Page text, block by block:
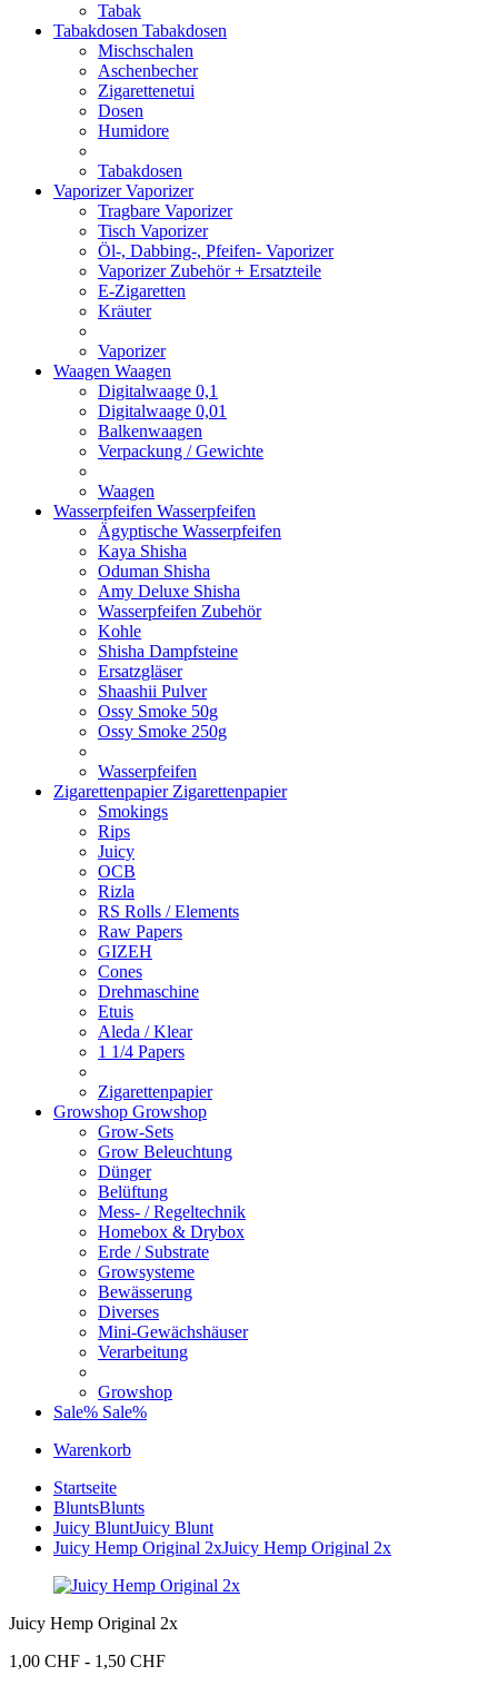
Tabak
Tabakdosen Tabakdosen
Mischschalen
Aschenbecher
Zigarettenetui
Dosen
Humidore
Tabakdosen
VaporizerVaporizer
Tragbare Vaporizer
Tisch Vaporizer
Öl-, Dabbing-, Pfeifen- Vaporizer
Vaporizer Zubehör + Ersatzteile
E-Zigaretten
Kräuter
Vaporizer
Waagen Waagen
Digitalwaage 0,1
Digitalwaage 0,01
Balkenwaagen
Verpackung / Gewichte
Waagen
Wasserpfeifen Wasserpfeifen
Ägyptische Wasserpfeifen
Kaya Shisha
Oduman Shisha
Amy Deluxe Shisha
Wasserpfeifen Zubehör
Kohle
Shisha Dampfsteine
Ersatzgläser
Shaashii Pulver
Ossy Smoke 50g
Ossy Smoke 250g
Wasserpfeifen
Zigarettenpapier Zigarettenpapier
Smokings
Rips
Juicy
OCB
Rizla
RS Rolls / Elements
Raw Papers
GIZEH
Cones
Drehmaschine
Etuis
Aleda / Klear
1 1/4 Papers
Zigarettenpapier
Growshop Growshop
Grow-Sets
Grow Beleuchtung
Dünger
Belüftung
Mess- / Regeltechnik
Homebox & Drybox
Erde / Substrate
Growsysteme
Bewässerung
Diverses
Mini-Gewächshäuser
Verarbeitung
Growshop
Sale% Sale%
Warenkorb
Startseite
BluntsBlunts
Juicy BluntJuicy Blunt
Juicy Hemp Original 2xJuicy Hemp Original 2x
Juicy Hemp Original 2x
1,00 CHF - 1,50 CHF